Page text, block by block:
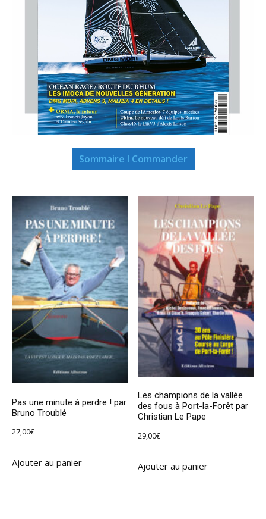
Sommaire I Commander
Pas une minute à perdre ! par
Bruno Troublé
27,00€
Ajouter au panier
Les champions de la vallée
des fous à Port-la-Forêt par
Christian Le Pape
29,00€
Ajouter au panier